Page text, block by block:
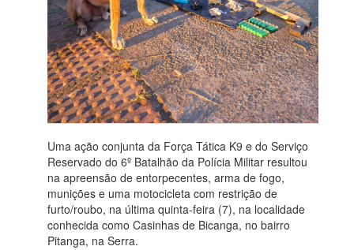
Uma ação conjunta da Força Tática K9 e do Serviço
Reservado do 6º Batalhão da Polícia Militar resultou
na apreensão de entorpecentes, arma de fogo,
munições e uma motocicleta com restrição de
furto/roubo, na última quinta-feira (7), na localidade
conhecida como Casinhas de Bicanga, no bairro
Pitanga, na Serra.